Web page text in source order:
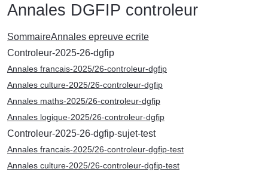
Annales DGFIP controleur
SommaireAnnales epreuve ecrite
Controleur-2025-26-dgfip
Annales francais-2025/26-controleur-dgfip
Annales culture-2025/26-controleur-dgfip
Annales maths-2025/26-controleur-dgfip
Annales logique-2025/26-controleur-dgfip
Controleur-2025-26-dgfip-sujet-test
Annales francais-2025/26-controleur-dgfip-test
Annales culture-2025/26-controleur-dgfip-test